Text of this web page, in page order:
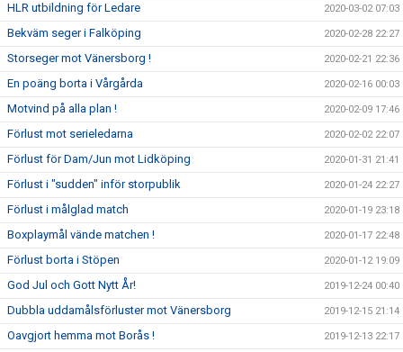
HLR utbildning för Ledare 2020-03-02 07:03
Bekväm seger i Falköping 2020-02-28 22:27
Storseger mot Vänersborg ! 2020-02-21 22:36
En poäng borta i Vårgårda 2020-02-16 00:03
Motvind på alla plan ! 2020-02-09 17:46
Förlust mot serieledarna 2020-02-02 22:07
Förlust för Dam/Jun mot Lidköping 2020-01-31 21:41
Förlust i "sudden" inför storpublik 2020-01-24 22:27
Förlust i målglad match 2020-01-19 23:18
Boxplaymål vände matchen ! 2020-01-17 22:48
Förlust borta i Stöpen 2020-01-12 19:09
God Jul och Gott Nytt År! 2019-12-24 00:40
Dubbla uddamålsförluster mot Vänersborg 2019-12-15 21:14
Oavgjort hemma mot Borås ! 2019-12-13 22:17